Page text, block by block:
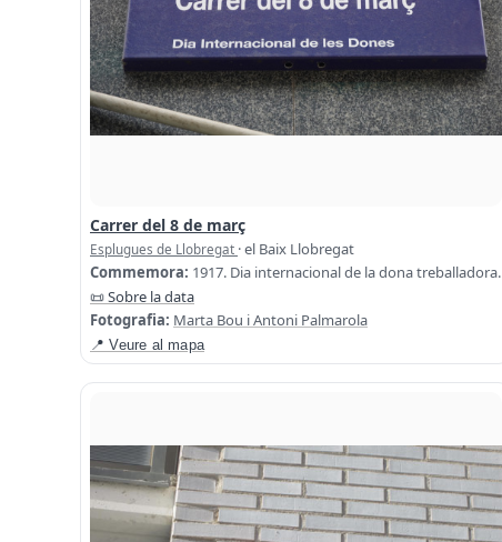
Carrer del 8 de març
Esplugues de Llobregat · el Baix Llobregat
Commemora: 1917. Dia internacional de la dona treballadora.
📜 Sobre la data
Fotografia: Marta Bou i Antoni Palmarola
📍 Veure al mapa